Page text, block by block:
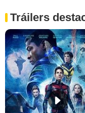
Tráilers